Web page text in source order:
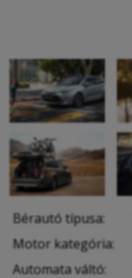
Bérautó típusa:
Motor kategória:
Automata váltó: